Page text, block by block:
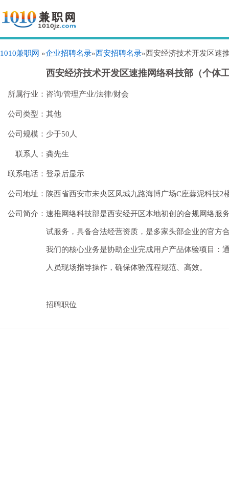
1010兼职网 »企业招聘名录»西安招聘名录»西安经济技术开发区速
西安经济技术开发区速推网络科技部（个体
所属行业： 咨询/管理产业/法律/财会
公司类型： 其他
公司规模： 少于50人
联系人： 龚先生
联系电话： 登录后显示
公司地址： 陕西省西安市未央区凤城九路海博广场C座蒜泥科技2
公司简介： 速推网络科技部是西安经开区本地初创的合规网络服
试服务，具备合法经营资质，是多家头部企业的官方
我们的核心业务是协助企业完成用户产品体验项目：
人员现场指导操作，确保体验流程规范、高效。
招聘职位